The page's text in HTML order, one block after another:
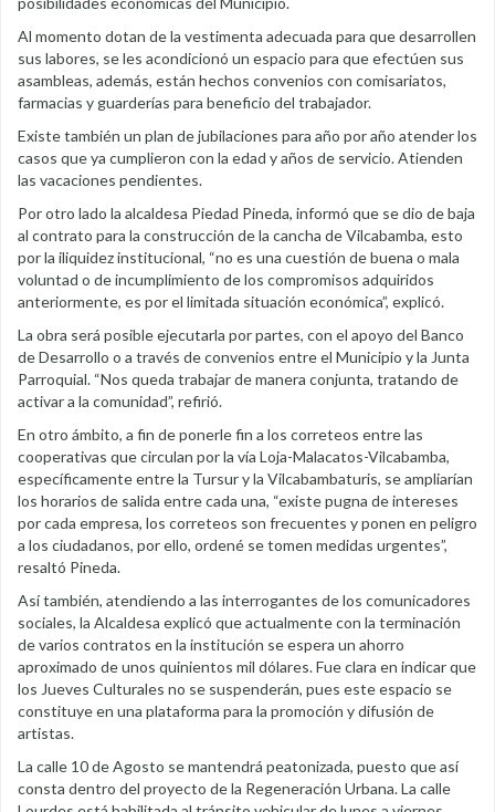
Al momento dotan de la vestimenta adecuada para que desarrollen
sus labores, se les acondicionó un espacio para que efectúen sus
asambleas, además, están hechos convenios con comisariatos,
farmacias y guarderías para beneficio del trabajador.
Existe también un plan de jubilaciones para año por año atender los
casos que ya cumplieron con la edad y años de servicio. Atienden
las vacaciones pendientes.
Por otro lado la alcaldesa Piedad Pineda, informó que se dio de baja
al contrato para la construcción de la cancha de Vilcabamba, esto
por la iliquidez institucional, “no es una cuestión de buena o mala
voluntad o de incumplimiento de los compromisos adquiridos
anteriormente, es por el limitada situación económica”, explicó.
La obra será posible ejecutarla por partes, con el apoyo del Banco
de Desarrollo o a través de convenios entre el Municipio y la Junta
Parroquial. “Nos queda trabajar de manera conjunta, tratando de
activar a la comunidad”, refirió.
En otro ámbito, a fin de ponerle fin a los correteos entre las
cooperativas que circulan por la vía Loja-Malacatos-Vilcabamba,
específicamente entre la Tursur y la Vilcabambaturis, se ampliarían
los horarios de salida entre cada una, “existe pugna de intereses
por cada empresa, los correteos son frecuentes y ponen en peligro
a los ciudadanos, por ello, ordené se tomen medidas urgentes”,
resaltó Pineda.
Así también, atendiendo a las interrogantes de los comunicadores
sociales, la Alcaldesa explicó que actualmente con la terminación
de varios contratos en la institución se espera un ahorro
aproximado de unos quinientos mil dólares. Fue clara en indicar que
los Jueves Culturales no se suspenderán, pues este espacio se
constituye en una plataforma para la promoción y difusión de
artistas.
La calle 10 de Agosto se mantendrá peatonizada, puesto que así
consta dentro del proyecto de la Regeneración Urbana. La calle